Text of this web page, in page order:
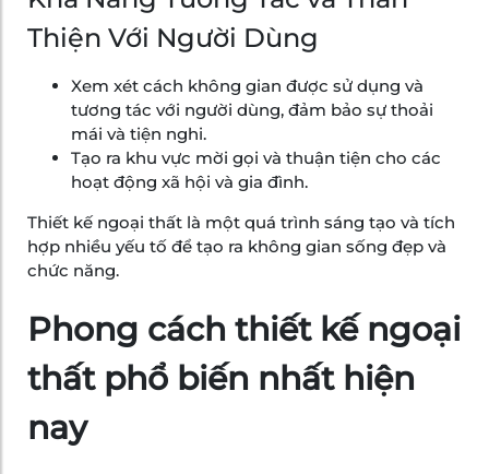
Thiện Với Người Dùng
Xem xét cách không gian được sử dụng và
tương tác với người dùng, đảm bảo sự thoải
mái và tiện nghi.
Tạo ra khu vực mời gọi và thuận tiện cho các
hoạt động xã hội và gia đình.
Thiết kế ngoại thất là một quá trình sáng tạo và tích
hợp nhiều yếu tố để tạo ra không gian sống đẹp và
chức năng.
Phong cách thiết kế ngoại
thất phổ biến nhất hiện
nay